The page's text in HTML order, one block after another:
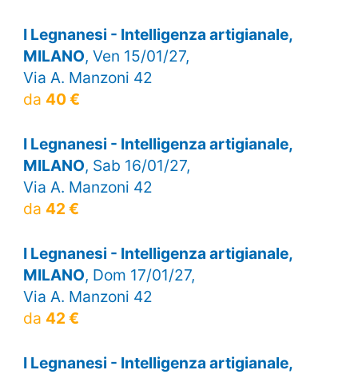
I Legnanesi - Intelligenza artigianale,
MILANO, Ven 15/01/27,
Via A. Manzoni 42
da 40 €
I Legnanesi - Intelligenza artigianale,
MILANO, Sab 16/01/27,
Via A. Manzoni 42
da 42 €
I Legnanesi - Intelligenza artigianale,
MILANO, Dom 17/01/27,
Via A. Manzoni 42
da 42 €
I Legnanesi - Intelligenza artigianale,